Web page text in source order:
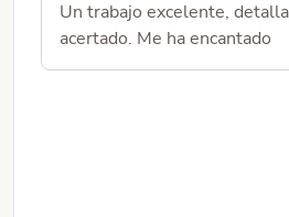
Un trabajo excelente,
acertado. Me ha encantado